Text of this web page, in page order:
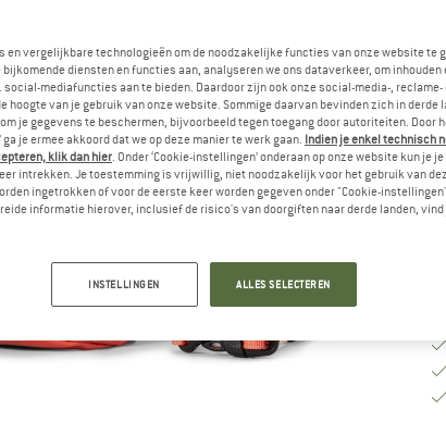
en vergelijkbare technologieën om de noodzakelijke functies van onze website te
bijkomende diensten en functies aan, analyseren we ons dataverkeer, om inhouden
mediafuncties aan te bieden. Daardoor zijn ook onze social-media-, reclame-
hoogte van je gebruik van onze website. Sommige daarvan bevinden zich in derde
je gegevens te beschermen, bijvoorbeeld tegen toegang door autoriteiten. Door
ga je ermee akkoord dat we op deze manier te werk gaan. Indien je enkel technisch
klik dan hier. Onder ‘Cookie-instellingen’ onderaan op onze website kun je
intrekken. Je toestemming is vrijwillig, niet noodzakelijk voor het gebruik van
ingetrokken of voor de eerste keer worden gegeven onder "Cookie-
informatie hierover, inclusief de risico's van doorgiften naar derde landen, vind
INSTELLINGEN ALLES SELECTEREN